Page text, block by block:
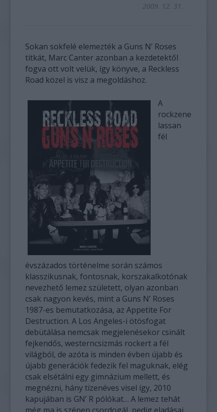
2009. 12. 31.
Sokan sokfelé elemezték a Guns N’ Roses
titkát, Marc Canter azonban a kezdetektől
fogva ott volt velük, így könyve, a Reckless
Road közel is visz a megoldáshoz.
A
rockzene
lassan
fél
évszázados történelme során számos
klasszikusnak, fontosnak, korszakalkotónak
nevezhető lemez született, olyan azonban
csak nagyon kevés, mint a Guns N’ Roses
1987-es bemutatkozása, az Appetite For
Destruction. A Los Angeles-i ötösfogat
debütálása nemcsak megjelenésekor csinált
fejkendős, westerncsizmás rockert a fél
világból, de azóta is minden évben újabb és
újabb generációk fedezik fel maguknak, elég
csak elsétálni egy gimnázium mellett, és
megnézni, hány tizenéves visel így, 2010
kapujában is GN’ R pólókat… A lemez tehát